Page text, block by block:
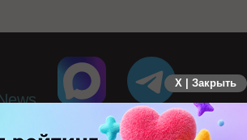
X | Закрыть
НА ПОЛНУЮ ВЕРСИЮ